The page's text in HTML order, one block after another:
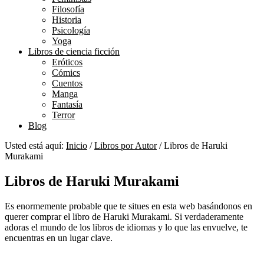
Filosofía
Historia
Psicología
Yoga
Libros de ciencia ficción
Eróticos
Cómics
Cuentos
Manga
Fantasía
Terror
Blog
Usted está aquí: Inicio / Libros por Autor /Libros de Haruki
Murakami
Libros de Haruki Murakami
Es enormemente probable que te situes en esta web basándonos en
querer comprar el libro de Haruki Murakami. Si verdaderamente
adoras el mundo de los libros de idiomas y lo que las envuelve, te
encuentras en un lugar clave.